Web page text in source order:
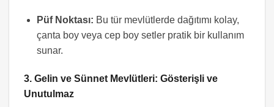
Püf Noktası: Bu tür mevlütlerde dağıtımı kolay,
çanta boy veya cep boy setler pratik bir kullanım
sunar.
3. Gelin ve Sünnet Mevlütleri: Gösterişli ve
Unutulmaz